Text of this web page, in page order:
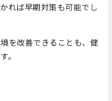
れば早期対策も可能でし
を改善できることも、健
。